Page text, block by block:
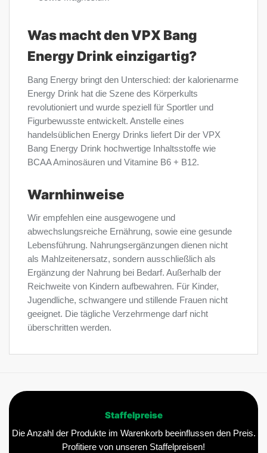
Was macht den VPX Bang
Energy Drink einzigartig?
Bang Energy bringt den Unterschied: der kalorienarme
Energy Drink hat die Szene des Körperkults
revolutioniert und wurde speziell für Sportler und
Figurbewusste entwickelt. Anstelle eines
handelsüblichen Energy Drinks liefert Dir der VPX
Bang Energy Drink hochwertige Inhaltsstoffe wie
BCAA Aminosäuren und Vitamine B6 + B12.
Warnhinweise
Wir empfehlen eine ausgewogene und
abwechslungsreiche Ernährung, sowie eine gesunde
Lebensführung. Nahrungsergänzungen dienen nicht
als Mahlzeitenersatz, sondern ausschließlich als
Ergänzung der Nahrung bei Bedarf. Außerhalb der
Reichweite von Kindern aufbewahren. Für Kinder,
Jugendliche, schwangere und stillende Frauen nicht
geeignet. Die tägliche Verzehrmenge darf nicht
überschritten werden.
Staffelpreise
Die Anzahl der Produkte im Warenkorb beeinflussen den Preis.
Profitiere von unseren Staffelpreisen!